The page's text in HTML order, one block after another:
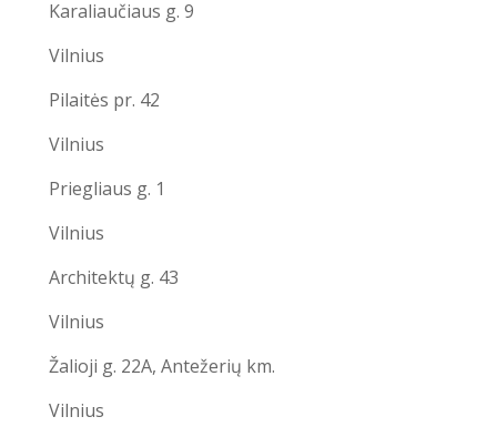
Karaliaučiaus g. 9
Vilnius
Pilaitės pr. 42
Vilnius
Priegliaus g. 1
Vilnius
Architektų g. 43
Vilnius
Žalioji g. 22A, Antežerių km.
Vilnius